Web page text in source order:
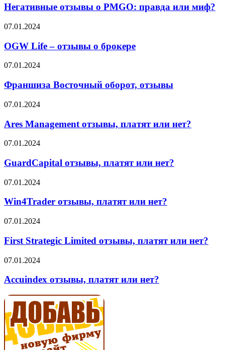
что
этом
партнёры
о
правда
миф?
Негативные отзывы о PMGO: правда или миф?
OGW
–
отзывы
о
07.01.2024
OGW Life – отзывы о брокере
Франшиза
оборот,
отзывы
07.01.2024
Франшиза Восточный оборот, отзывы
Ares
отзывы,
платят
или
07.01.2024
Ares Management отзывы, платят или нет?
GuardCapital
платят
или
нет?
07.01.2024
GuardCapital отзывы, платят или нет?
Win4Trader
платят
нет?
07.01.2024
Win4Trader отзывы, платят или нет?
First
Limited
отзывы,
платят
или
нет?
07.01.2024
First Strategic Limited отзывы, платят или нет?
Accuindex
платят
нет?
07.01.2024
Accuindex отзывы, платят или нет?